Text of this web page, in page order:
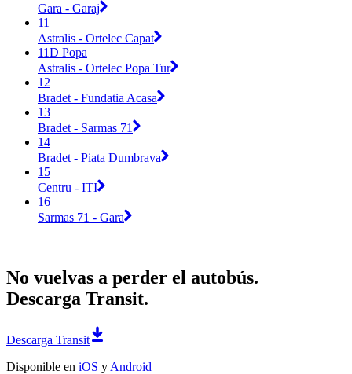
Gara - Garaj
11
Astralis - Ortelec Capat
11D Popa
Astralis - Ortelec Popa Tur
12
Bradet - Fundatia Acasa
13
Bradet - Sarmas 71
14
Bradet - Piata Dumbrava
15
Centru - ITI
16
Sarmas 71 - Gara
No vuelvas a perder el autobús.
Descarga Transit.
Descarga Transit
Disponible en iOS y Android